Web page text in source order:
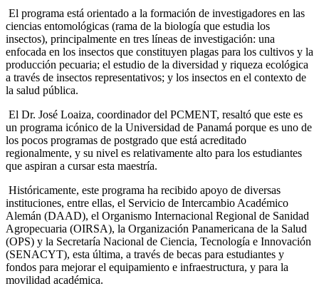
El programa está orientado a la formación de investigadores en las
ciencias entomológicas (rama de la biología que estudia los
insectos), principalmente en tres líneas de investigación: una
enfocada en los insectos que constituyen plagas para los cultivos y la
producción pecuaria; el estudio de la diversidad y riqueza ecológica
a través de insectos representativos; y los insectos en el contexto de
la salud pública.
El Dr. José Loaiza, coordinador del PCMENT, resaltó que este es
un programa icónico de la Universidad de Panamá porque es uno de
los pocos programas de postgrado que está acreditado
regionalmente, y su nivel es relativamente alto para los estudiantes
que aspiran a cursar esta maestría.
Históricamente, este programa ha recibido apoyo de diversas
instituciones, entre ellas, el Servicio de Intercambio Académico
Alemán (DAAD), el Organismo Internacional Regional de Sanidad
Agropecuaria (OIRSA), la Organización Panamericana de la Salud
(OPS) y la Secretaría Nacional de Ciencia, Tecnología e Innovación
(SENACYT), esta última, a través de becas para estudiantes y
fondos para mejorar el equipamiento e infraestructura, y para la
movilidad académica.